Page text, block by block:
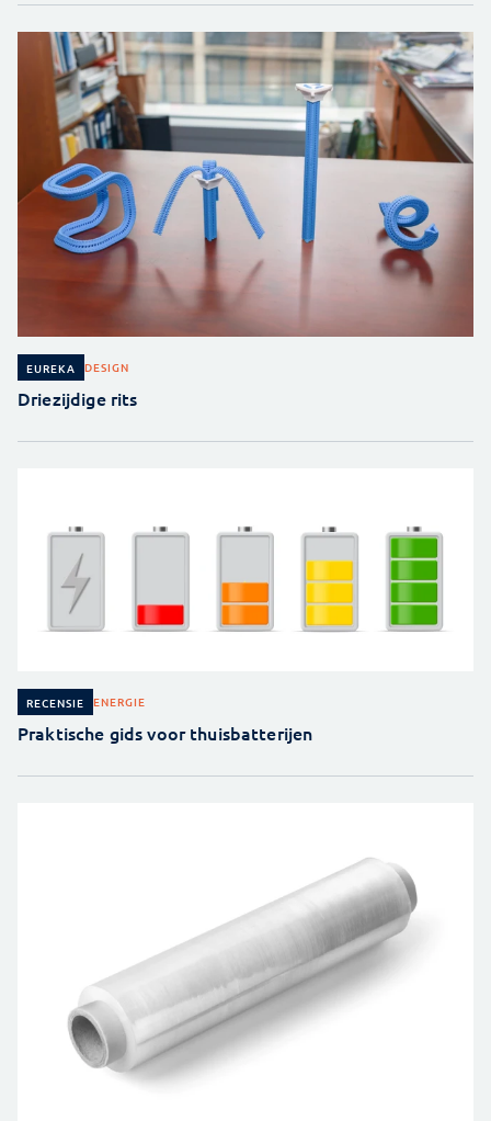
EUREKA DESIGN
Driezijdige rits
RECENSIE ENERGIE
Praktische gids voor thuisbatterijen